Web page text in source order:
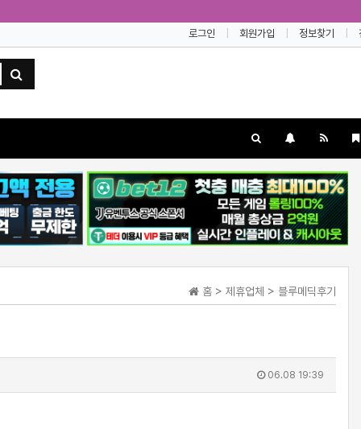
로그인 회원가입 정보찾기
홈 > 제휴업체 > 블루메딕후기
06.08 19:39